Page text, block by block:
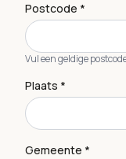
Postcode *
Vul een geldige
Plaats *
Gemeente *